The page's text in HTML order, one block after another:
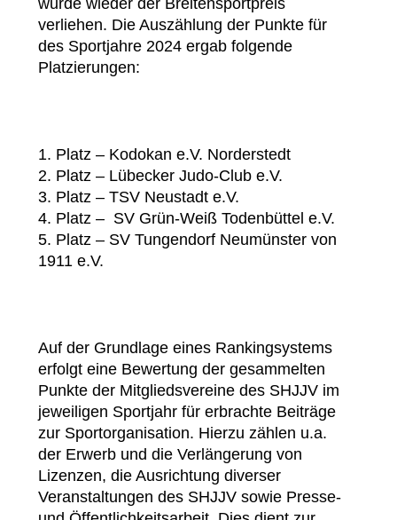
verliehen. Die Auszählung der Punkte für
des Sportjahre 2024 ergab folgende
Platzierungen:
1. Platz – Kodokan e.V. Norderstedt
2. Platz – Lübecker Judo-Club e.V.
3. Platz – TSV Neustadt e.V.
4. Platz – SV Grün-Weiß Todenbüttel e.V.
5. Platz – SV Tungendorf Neumünster von
1911 e.V.
Auf der Grundlage eines Rankingsystems
erfolgt eine Bewertung der gesammelten
Punkte der Mitgliedsvereine des SHJJV im
jeweiligen Sportjahr für erbrachte Beiträge
zur Sportorganisation. Hierzu zählen u.a.
der Erwerb und die Verlängerung von
Lizenzen, die Ausrichtung diverser
Veranstaltungen des SHJJV sowie Presse-